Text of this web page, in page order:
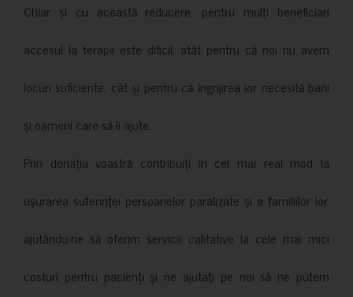
Chiar și cu această reducere, pentru mulți beneficiari
accesul la terapii este dificil, atât pentru că noi nu avem
locuri suficiente, cât și pentru că îngrijirea lor necesită bani
și oameni care să îi ajute.
Prin donația voastră contribuiți în cel mai real mod la
ușurarea suferinței persoanelor paralizate și a familiilor lor,
ajutându-ne să oferim servicii calitative la cele mai mici
costuri pentru pacienți și ne ajutați pe noi să ne putem